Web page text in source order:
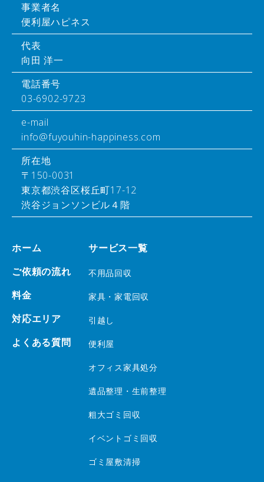
事業者名
便利屋ハピネス
代表
向田 洋一
電話番号
03-6902-9723
e-mail
info@fuyouhin-happiness.com
所在地
〒150-0031
東京都渋谷区桜丘町17-12
渋谷ジョンソンビル４階
ホーム
ご依頼の流れ
料金
対応エリア
よくある質問
サービス一覧
不用品回収
家具・家電回収
引越し
便利屋
オフィス家具処分
遺品整理・生前整理
粗大ゴミ回収
イベントゴミ回収
ゴミ屋敷清掃